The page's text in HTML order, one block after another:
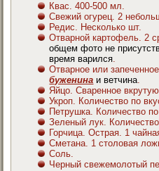
Квас. 400-500 мл.
Свежий огурец. 2
Редис. Несколько шт.
Отварной картофель. 2
общем фото не
время варился.
Отварное или
буженина и ветчина.
Яйцо. Сваренное
Укроп. Количество по
Петрушка. Количество по
Зеленый лук.
Горчица. Острая. 1
Сметана. 1 столовая
Соль.
Черный свежемолотый